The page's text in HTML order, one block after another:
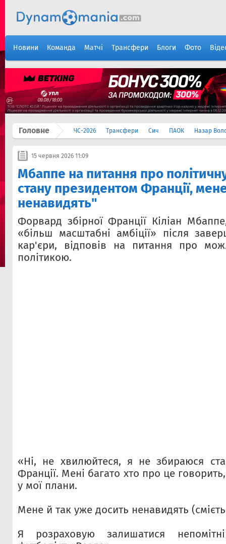
Новини Команда Матчі Трансфери Блоги Фото
Головне ЧС-2026 Трансфери Сич ПАОК Назар
15 червня 2026 11:09
Мбаппе на питання про
стану президентом Франції,
ненавидять"
Форвард збірної Франції Кіліан
«більш масштабні амбіції» після
кар'єри, відповів на питання про
політикою.
«Ні, не хвилюйтеся, я не збираюся
Франції. Мені багато хто про це
у мої плани.
Мене й так уже досить ненавидять
Я розраховую залишатися